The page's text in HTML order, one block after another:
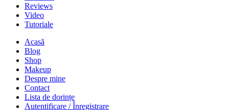
Reviews
Video
Tutoriale
Acasă
Blog
Shop
Makeup
Despre mine
Contact
Lista de dorințe
Autentificare / Înregistrare